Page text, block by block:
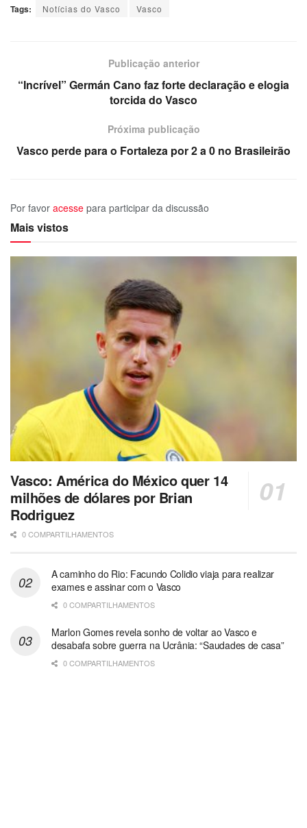
Tags: Notícias do Vasco Vasco
Publicação anterior
“Incrível” Germán Cano faz forte declaração e elogia
torcida do Vasco
Próxima publicação
Vasco perde para o Fortaleza por 2 a 0 no Brasileirão
Por favor acesse para participar da discussão
Mais vistos
Vasco: América do México quer 14
milhões de dólares por Brian
Rodriguez
0 COMPARTILHAMENTOS
A caminho do Rio: Facundo Colidio viaja para realizar
exames e assinar com o Vasco
0 COMPARTILHAMENTOS
Marlon Gomes revela sonho de voltar ao Vasco e
desabafa sobre guerra na Ucrânia: “Saudades de casa”
0 COMPARTILHAMENTOS